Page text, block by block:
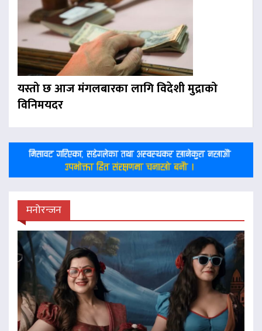
यस्तो छ आज मंगलबारका लागि विदेशी मुद्राको
विनिमयदर
मनोरन्जन